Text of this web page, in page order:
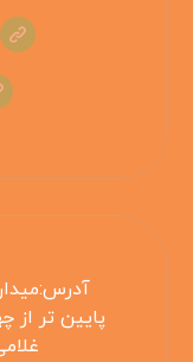
پایین تر از